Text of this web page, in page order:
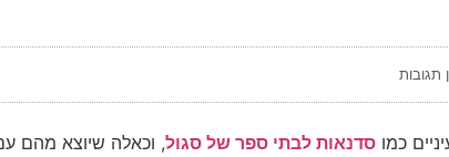
תגובות
כמו סדנאות לבתי ספר של סגול, וכאלה שיוצא מהם